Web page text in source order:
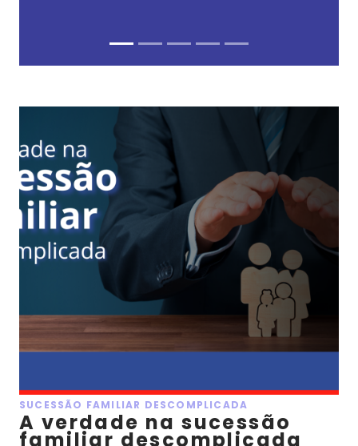
SUCESSÃO FAMILIAR DESCOMPLICADA
A verdade na sucessão
familiar descomplicada